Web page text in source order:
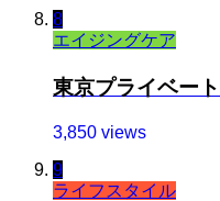
8
エイジングケア
東京プライベー
3,850 views
9
ライフスタイル